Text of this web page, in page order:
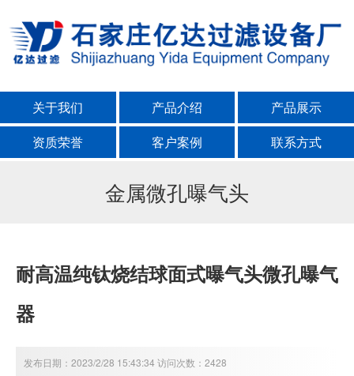
关于我们 产品介绍
产品展示
资质荣誉
客户案例 联系方式
金属微孔曝气头
耐高温纯钛烧结球面式曝气头微孔曝气
器
发布日期：2023/2/28 15:43:34 访问次数：2428